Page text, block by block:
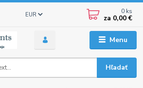
Menu
EUR
Hľadať
0 ks
za 0,00 €